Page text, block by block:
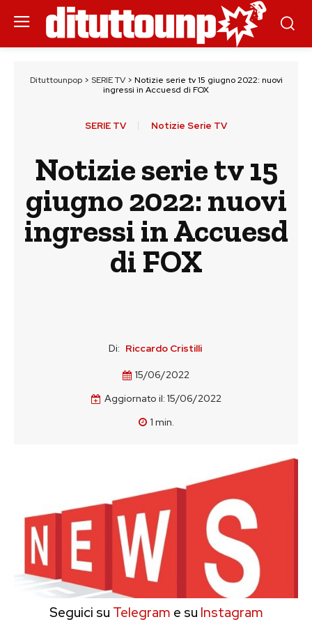
Dituttounpop> SERIE TV> Notizie serie tv 15 giugno 2022: nuovi
ingressi in Accuesd di FOX
SERIE TV Notizie Serie TV
Notizie serie tv 15
giugno 2022: nuovi
ingressi in Accuesd
di FOX
Di: Riccardo Cristilli
15/06/2022
Aggiornato il: 15/06/2022
1 min.
Seguici su Telegram e su Instagram